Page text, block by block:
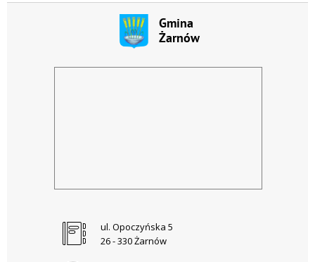
ul. Opoczyńska 5
26 - 330 Żarnów